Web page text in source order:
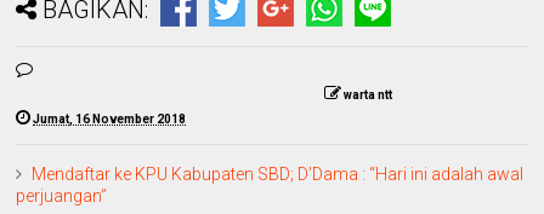
BAGIKAN:
warta ntt
Jumat, 16 November 2018
Mendaftar ke KPU Kabupaten SBD; D’Dama : “Hari ini adalah awal
perjuangan”